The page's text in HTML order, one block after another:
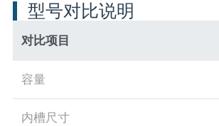
型号对比说明
对比项目
容量
内槽尺寸